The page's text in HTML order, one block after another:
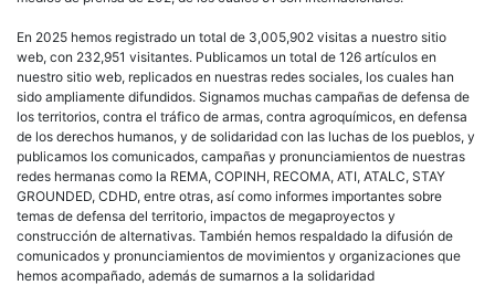
En 2025 hemos registrado un total de 3,005,902 visitas a nuestro sitio
web, con 232,951 visitantes. Publicamos un total de 126 artículos en
nuestro sitio web, replicados en nuestras redes sociales, los cuales han
sido ampliamente difundidos. Signamos muchas campañas de defensa de
los territorios, contra el tráfico de armas, contra agroquímicos, en defensa
de los derechos humanos, y de solidaridad con las luchas de los pueblos, y
publicamos los comunicados, campañas y pronunciamientos de nuestras
redes hermanas como la REMA, COPINH, RECOMA, ATI, ATALC, STAY
GROUNDED, CDHD, entre otras, así como informes importantes sobre
temas de defensa del territorio, impactos de megaproyectos y
construcción de alternativas. También hemos respaldado la difusión de
comunicados y pronunciamientos de movimientos y organizaciones que
hemos acompañado, además de sumarnos a la solidaridad